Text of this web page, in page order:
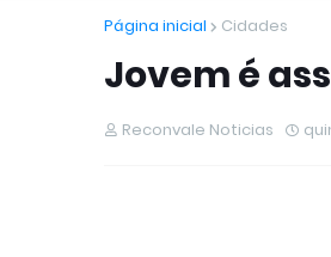
Página inicial Cidades
Jovem é
Reconvale Noticias